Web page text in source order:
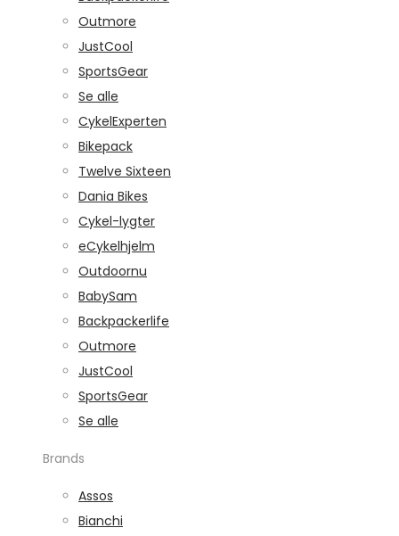
Outmore
JustCool
SportsGear
Se alle
CykelExperten
Bikepack
Twelve Sixteen
Dania Bikes
Cykel-lygter
eCykelhjelm
Outdoornu
BabySam
Backpackerlife
Outmore
JustCool
SportsGear
Se alle
Brands
Assos
Bianchi